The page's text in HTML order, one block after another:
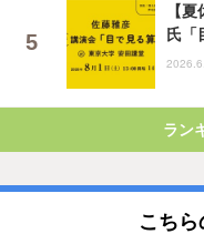
【
氏「
ラン
こち